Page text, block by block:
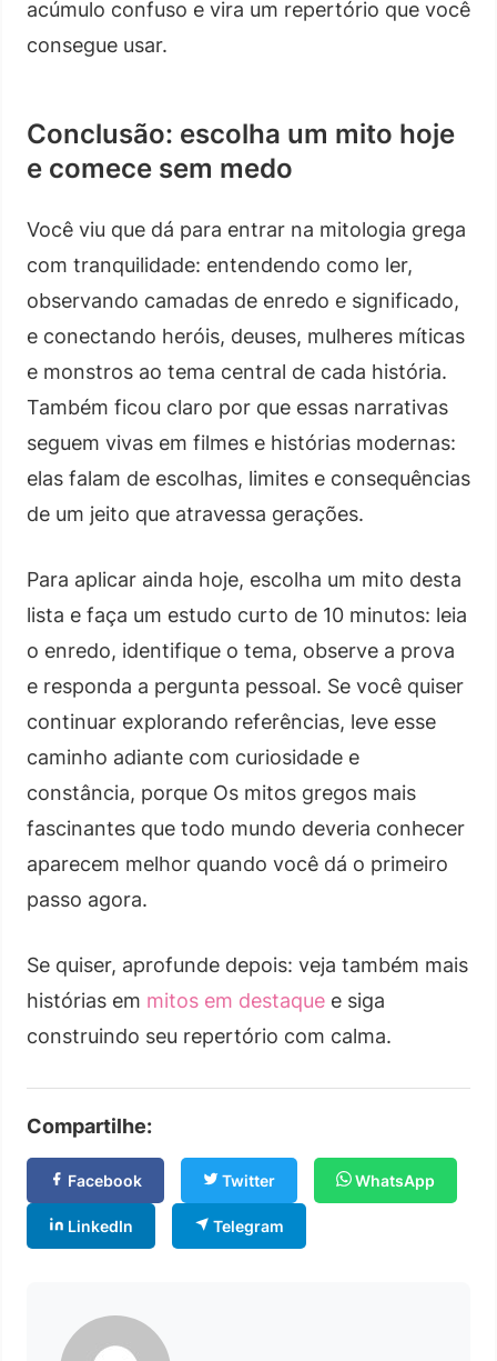
acúmulo confuso e vira um repertório que você
consegue usar.
Conclusão: escolha um mito hoje
e comece sem medo
Você viu que dá para entrar na mitologia grega
com tranquilidade: entendendo como ler,
observando camadas de enredo e significado,
e conectando heróis, deuses, mulheres míticas
e monstros ao tema central de cada história.
Também ficou claro por que essas narrativas
seguem vivas em filmes e histórias modernas:
elas falam de escolhas, limites e consequências
de um jeito que atravessa gerações.
Para aplicar ainda hoje, escolha um mito desta
lista e faça um estudo curto de 10 minutos: leia
o enredo, identifique o tema, observe a prova
e responda a pergunta pessoal. Se você quiser
continuar explorando referências, leve esse
caminho adiante com curiosidade e
constância, porque Os mitos gregos mais
fascinantes que todo mundo deveria conhecer
aparecem melhor quando você dá o primeiro
passo agora.
Se quiser, aprofunde depois: veja também mais
histórias em mitos em destaque e siga
construindo seu repertório com calma.
Compartilhe:
Facebook Twitter WhatsApp
LinkedIn Telegram